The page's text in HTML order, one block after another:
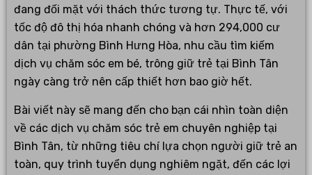
đang đối mặt với thách thức tương tự. Thực tế, với
tốc độ đô thị hóa nhanh chóng và hơn 294,000 cư
dân tại phường Bình Hưng Hòa, nhu cầu tìm kiếm
dịch vụ chăm sóc em bé, trông giữ trẻ tại Bình Tân
ngày càng trở nên cấp thiết hơn bao giờ hết.
Bài viết này sẽ mang đến cho bạn cái nhìn toàn diện
về các dịch vụ chăm sóc trẻ em chuyên nghiệp tại
Bình Tân, từ những tiêu chí lựa chọn người giữ trẻ an
toàn, quy trình tuyển dụng nghiêm ngặt, đến các lợi